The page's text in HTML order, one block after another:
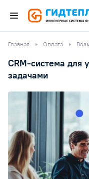
Главная Оплата
CRM-система для
задачами